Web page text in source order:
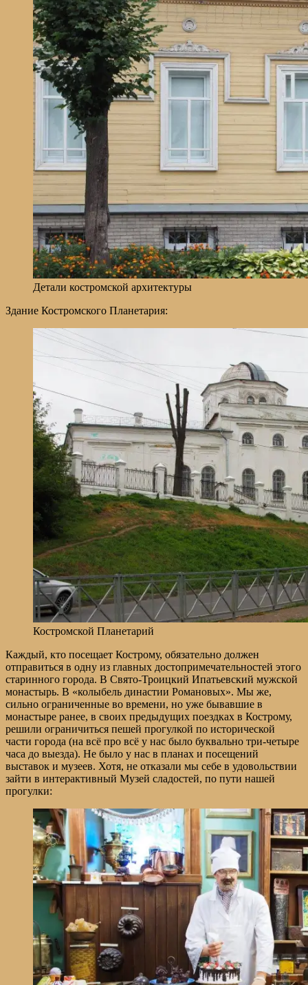
Детали костромской архитектуры
Здание Костромского Планетария:
Костромской Планетарий
Каждый, кто посещает Кострому, обязательно должен
отправиться в одну из главных достопримечательностей этого
старинного города. В Свято-Троицкий Ипатьевский мужской
монастырь. В «колыбель династии Романовых». Мы же,
сильно ограниченные во времени, но уже бывавшие в
монастыре ранее, в своих предыдущих поездках в Кострому,
решили ограничиться пешей прогулкой по исторической
части города (на всё про всё у нас было буквально три-четыре
часа до выезда). Не было у нас в планах и посещений
выставок и музеев. Хотя, не отказали мы себе в удовольствии
зайти в интерактивный Музей сладостей, по пути нашей
прогулки: